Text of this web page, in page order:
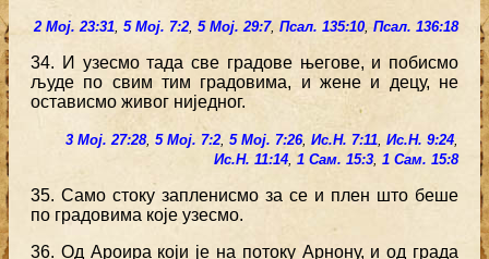
2 Мој. 23:31, 5 Мој. 7:2, 5 Мој. 29:7, Псал. 135:10, Псал. 136:18
34. И узесмо тада све градове његове, и побисмо
људе по свим тим градовима, и жене и децу, не
остависмо живог ниједног.
3 Мој. 27:28, 5 Мој. 7:2, 5 Мој. 7:26, Ис.Н. 7:11, Ис.Н. 9:24,
Ис.Н. 11:14, 1 Сам. 15:3, 1 Сам. 15:8
35. Само стоку запленисмо за се и плен што беше
по градовима које узесмо.
36. Од Ароира који је на потоку Арнону, и од града